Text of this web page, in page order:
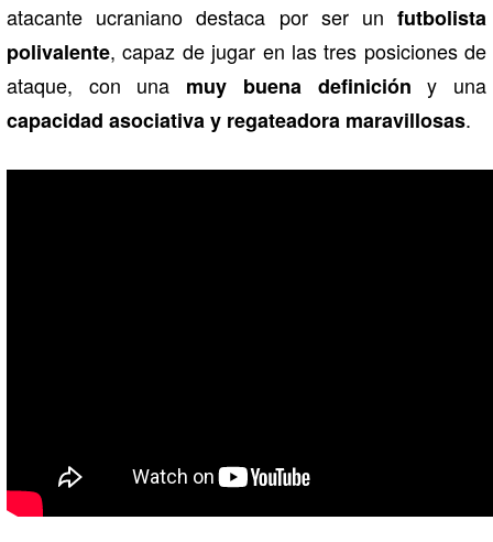
atacante ucraniano destaca por ser un futbolista
polivalente, capaz de jugar en las tres posiciones de
ataque, con una muy buena definición y una
capacidad asociativa y regateadora maravillosas.